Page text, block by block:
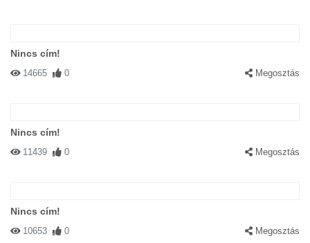
Nincs cím!
14665 0 Megosztás
Nincs cím!
11439 0 Megosztás
Nincs cím!
10653 0 Megosztás